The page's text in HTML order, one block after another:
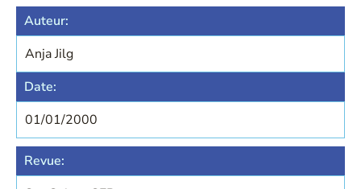
Auteur:
Anja Jilg
Date:
01/01/2000
Revue: